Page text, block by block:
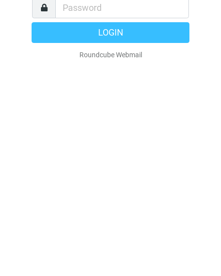
LOGIN
Roundcube Webmail